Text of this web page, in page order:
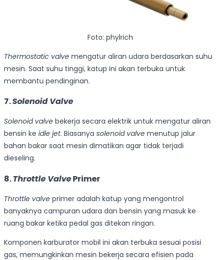
Foto: phylrich
Thermostatic valve mengatur aliran udara berdasarkan suhu
mesin. Saat suhu tinggi, katup ini akan terbuka untuk
membantu pendinginan.
7.Solenoid Valve
Solenoid valve bekerja secara elektrik untuk mengatur aliran
bensin ke idle jet. Biasanya solenoid valve menutup jalur
bahan bakar saat mesin dimatikan agar tidak terjadi
dieseling.
8.Throttle ValvePrimer
Throttle valve primer adalah katup yang mengontrol
banyaknya campuran udara dan bensin yang masuk ke
ruang bakar ketika pedal gas ditekan ringan.
Komponen karburator mobil ini akan terbuka sesuai posisi
gas, memungkinkan mesin bekerja secara efisien pada